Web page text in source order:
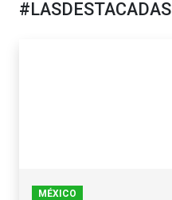
#LASDESTACADAS
MÉXICO